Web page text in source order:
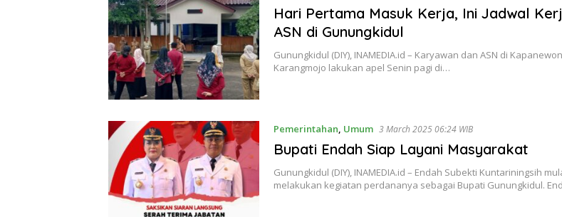
Hari Pertama Masuk Kerja, Ini Jadwal
ASN di Gunungkidul
Gunungkidul (DIY), INAMEDIA.id – Karyawan dan ASN di Kapanewon
Karangmojo lakukan apel Senin pagi di…
Pemerintahan, Umum 3 March 2025 06:24 WIB
Bupati Endah Siap Layani Masyarakat
Gunungkidul (DIY), INAMEDIA.id – Endah Subekti Kuntariningsih
melakukan kegiatan perdananya sebagai Bupati Gunungkidul.